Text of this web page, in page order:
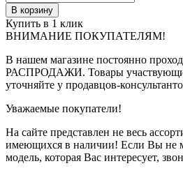
В корзину
Купить в 1 клик
ВНИМАНИЕ ПОКУПАТЕЛЯМ!
В нашем магазине постоянно
РАСПРОДАЖИ. Товары
уточняйте у продавцов-
Уважаемые покупатели!
На сайте представлен не весь
имеющихся в наличии! Если Вы не
модель, которая Вас интересует,